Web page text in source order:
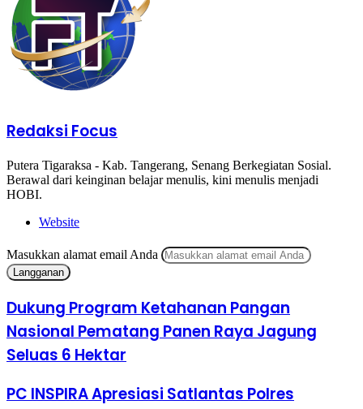
Redaksi Focus
Putera Tigaraksa - Kab. Tangerang, Senang Berkegiatan Sosial.
Berawal dari keinginan belajar menulis, kini menulis menjadi
HOBI.
Website
Masukkan alamat email Anda
Dukung Program Ketahanan Pangan
Nasional Pematang Panen Raya Jagung
Seluas 6 Hektar
PC INSPIRA Apresiasi Satlantas Polres